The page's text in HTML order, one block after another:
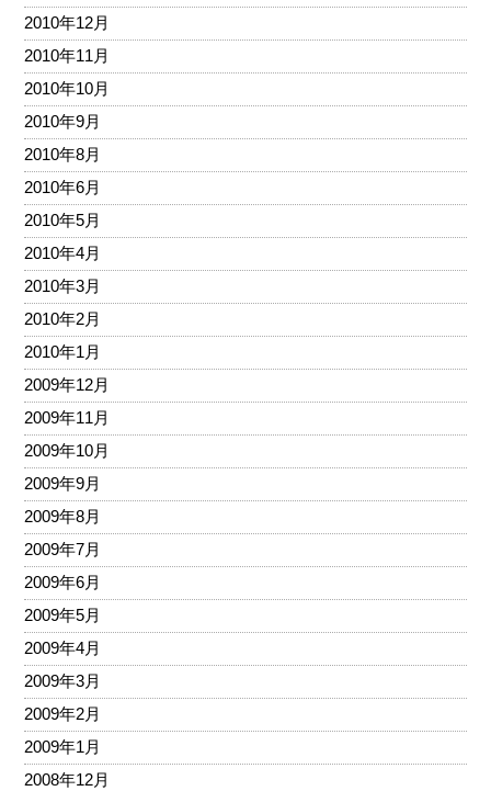
2010年12月
2010年11月
2010年10月
2010年9月
2010年8月
2010年6月
2010年5月
2010年4月
2010年3月
2010年2月
2010年1月
2009年12月
2009年11月
2009年10月
2009年9月
2009年8月
2009年7月
2009年6月
2009年5月
2009年4月
2009年3月
2009年2月
2009年1月
2008年12月